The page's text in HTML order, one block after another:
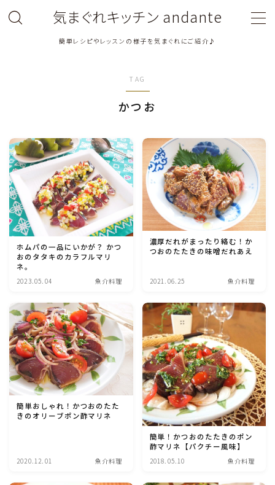
気まぐれキッチン andante
簡単レシピやレッスンの様子を気まぐれにご紹介♪
鶏肉料理
豚肉料理
牛肉料理
ひき肉料理
卵料理
野菜料理(ブロッコリー・カリフラワー・パプリカ・菜
の花・その他)
野菜料理(きゅうり・なす・トマト・ピーマン・かぼち
ゃ・ゴーヤ)
野菜料理(キャベツ・白菜・ほうれん草・レタス・小松
菜・にら)
TAG
かつお
ホムパの一品にいかが？ かつ
おのタタキのカラフルマリ
ネ。
2023.05.04 魚介料理
濃厚だれがまったり絡む！か
つおのたたきの味噌だれあえ
2021.06.25 魚介料理
簡単おしゃれ！かつおのたた
きのオリーブポン酢マリネ
2020.12.01 魚介料理
簡単！かつおのたたきのポン
酢マリネ【パクチー風味】
2018.05.10 魚介料理